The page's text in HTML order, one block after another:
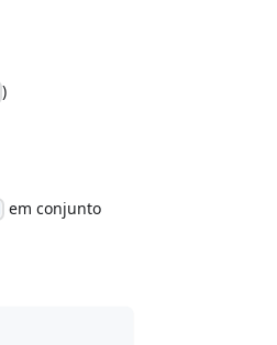
)
em conjunto